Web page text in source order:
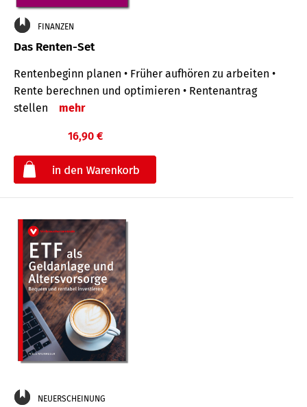
FINANZEN
Das Renten-Set
Rentenbeginn planen • Früher aufhören zu arbeiten •
Rente berechnen und optimieren • Rentenantrag
stellen
mehr
16,90 €
NEUERSCHEINUNG